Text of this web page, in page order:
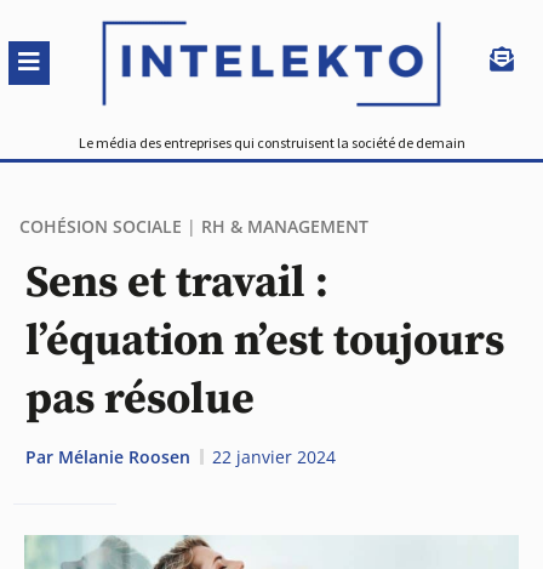
Le média des entreprises qui construisent la société de demain
COHÉSION SOCIALE | RH & MANAGEMENT
Sens et travail :
l’équation n’est toujours
pas résolue
Par Mélanie Roosen 22 janvier 2024